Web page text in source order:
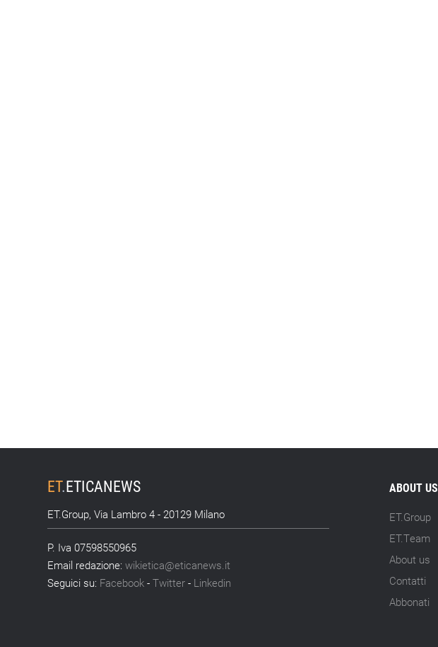
ET.ETICANEWS
ET.Group, Via Lambro 4 - 20129 Milano
P. Iva 07598550965
Email redazione:wikietica@eticanews.it
Seguici su: Facebook -Twitter - Linkedin
ABOUT US
ET.Group
ET.Team
About us
Contatti
Abbonati